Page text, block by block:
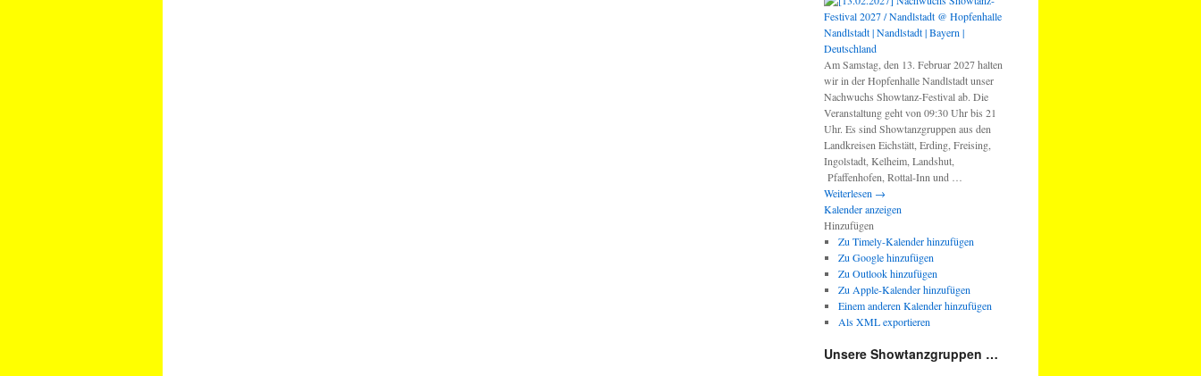
Am Samstag, den 13. Februar 2027 halten
wir in der Hopfenhalle Nandlstadt unser
Nachwuchs Showtanz-Festival ab. Die
Veranstaltung geht von 09:30 Uhr bis 21
Uhr. Es sind Showtanzgruppen aus den
Landkreisen Eichstätt, Erding, Freising,
Ingolstadt, Kelheim, Landshut,
Pfaffenhofen, Rottal-Inn und …
Weiterlesen →
Kalender anzeigen
Hinzufügen
Zu Timely-Kalender hinzufügen
Zu Google hinzufügen
Zu Outlook hinzufügen
Zu Apple-Kalender hinzufügen
Einem anderen Kalender hinzufügen
Als XML exportieren
Unsere Showtanzgruppen …